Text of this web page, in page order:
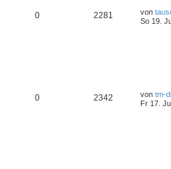
0 2281 von
So 19.
0 2342 von tm-
Fr 17.